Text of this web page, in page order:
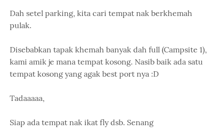
Dah setel parking, kita cari tempat nak berkhemah
pulak.
Disebabkan tapak khemah banyak dah full (Campsite 1),
kami amik je mana tempat kosong. Nasib baik ada satu
tempat kosong yang agak best port nya :D
Tadaaaaa,
Siap ada tempat nak ikat fly dsb. Senang